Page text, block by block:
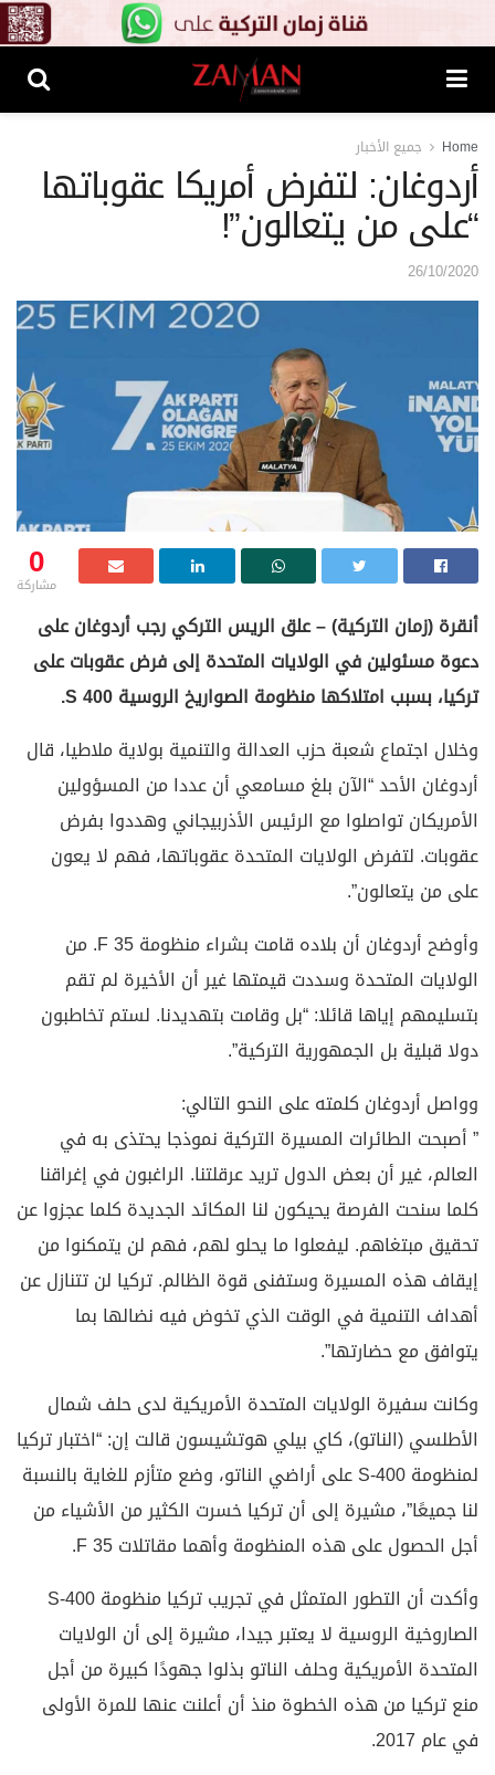
Home جميع الأخبار
أردوغان: لتفرض أمريكا عقوباتها
“على من يتعالون”!
26/10/2020
0
مشاركة
أنقرة (زمان التركية) – علق الريس التركي رجب أردوغان على
دعوة مسئولين في الولايات المتحدة إلى فرض عقوبات على
تركيا، بسبب امتلاكها منظومة الصواريخ الروسية S 400.
وخلال اجتماع شعبة حزب العدالة والتنمية بولاية ملاطيا، قال
أردوغان الأحد “الآن بلغ مسامعي أن عددا من المسؤولين
الأمريكان تواصلوا مع الرئيس الأذربيجاني وهددوا بفرض
عقوبات. لتفرض الولايات المتحدة عقوباتها، فهم لا يعون
على من يتعالون”.
وأوضح أردوغان أن بلاده قامت بشراء منظومة F 35. من
الولايات المتحدة وسددت قيمتها غير أن الأخيرة لم تقم
بتسليمهم إياها قائلا: “بل وقامت بتهديدنا. لستم تخاطبون
دولا قبلية بل الجمهورية التركية”.
وواصل أردوغان كلمته على النحو التالي:
” أصبحت الطائرات المسيرة التركية نموذجا يحتذى به في
العالم، غير أن بعض الدول تريد عرقلتنا. الراغبون في إغراقنا
كلما سنحت الفرصة يحيكون لنا المكائد الجديدة كلما عجزوا عن
تحقيق مبتغاهم. ليفعلوا ما يحلو لهم، فهم لن يتمكنوا من
إيقاف هذه المسيرة وستفنى قوة الظالم. تركيا لن تتنازل عن
أهداف التنمية في الوقت الذي تخوض فيه نضالها بما
يتوافق مع حضارتها”.
وكانت سفيرة الولايات المتحدة الأمريكية لدى حلف شمال
الأطلسي (الناتو)، كاي بيلي هوتشيسون قالت إن: “اختبار تركيا
لمنظومة S-400 على أراضي الناتو، وضع متأزم للغاية بالنسبة
لنا جميعًا”، مشيرة إلى أن تركيا خسرت الكثير من الأشياء من
أجل الحصول على هذه المنظومة وأهما مقاتلات F 35.
وأكدت أن التطور المتمثل في تجريب تركيا منظومة S-400
الصاروخية الروسية لا يعتبر جيدا، مشيرة إلى أن الولايات
المتحدة الأمريكية وحلف الناتو بذلوا جهودًا كبيرة من أجل
منع تركيا من هذه الخطوة منذ أن أعلنت عنها للمرة الأولى
في عام 2017.